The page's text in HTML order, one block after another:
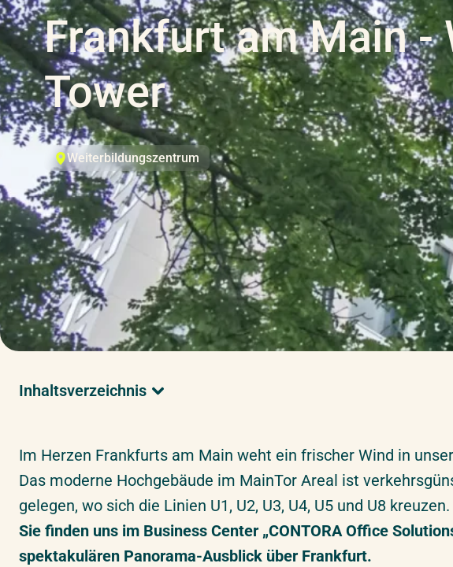
Frankfurt am Main -
Tower
Weiterbildungszentrum
Inhaltsverzeichnis
Im Herzen Frankfurts am Main weht ein frischer Wind in
Das moderne Hochgebäude im MainTor Areal ist
gelegen, wo sich die Linien U1, U2, U3, U4, U5 und U8 kreuzen.
Sie finden uns im Business Center „CONTORA Office
spektakulären Panorama-Ausblick über Frankfurt.